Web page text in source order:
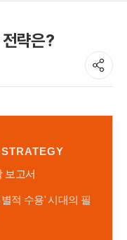
략은?
보고서
적 수용' 시대의 필